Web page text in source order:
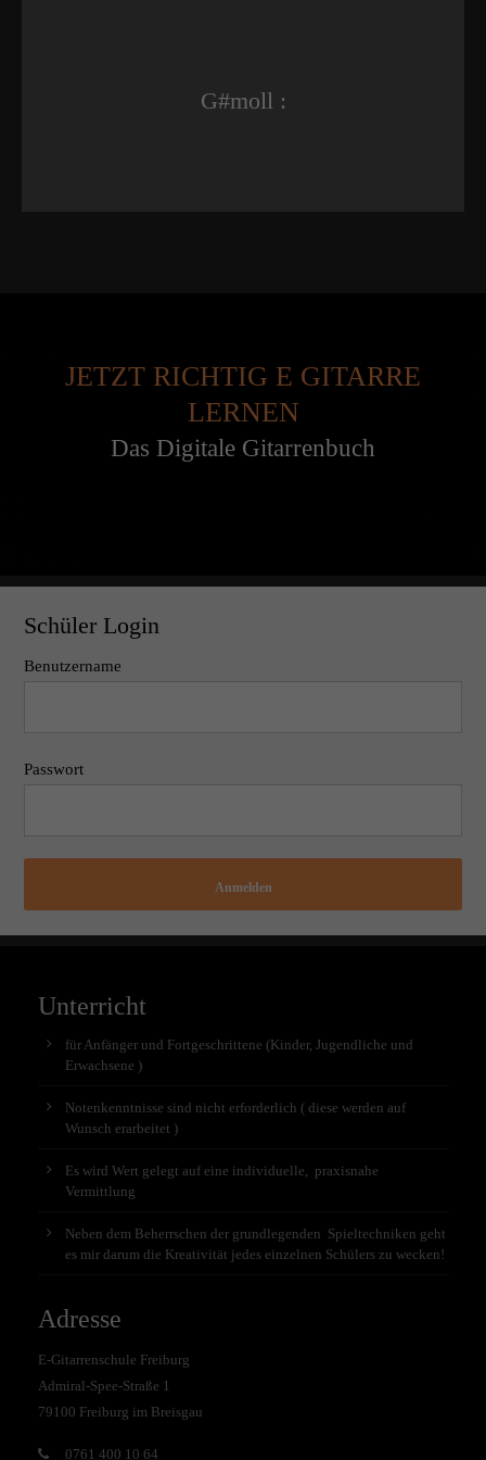
G#moll :
JETZT RICHTIG E GITARRE
LERNEN
Das Digitale Gitarrenbuch
Schüler Login
Benutzername
Passwort
Anmelden
Unterricht
für Anfänger und Fortgeschrittene (Kinder, Jugendliche und
Erwachsene )
Notenkenntnisse sind nicht erforderlich ( diese werden auf
Wunsch erarbeitet )
Es wird Wert gelegt auf eine individuelle, praxisnahe
Vermittlung
Neben dem Beherrschen der grundlegenden Spieltechniken geht
es mir darum die Kreativität jedes einzelnen Schülers zu wecken!
Adresse
E-Gitarrenschule Freiburg
Admiral-Spee-Straße 1
79100 Freiburg im Breisgau
0761 400 10 64